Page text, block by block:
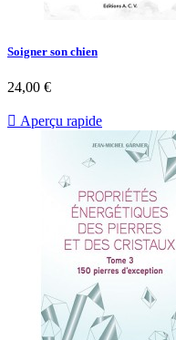
Soigner son chien
24,00 €
 Aperçu rapide